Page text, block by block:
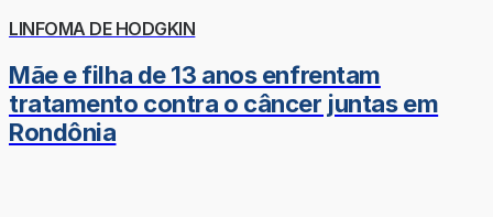
LINFOMA DE HODGKIN
Mãe e filha de 13 anos enfrentam
tratamento contra o câncer juntas em
Rondônia